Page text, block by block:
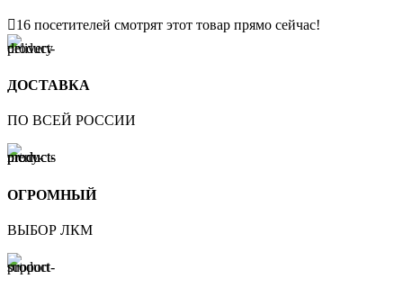
16 посетителей смотрят этот товар прямо сейчас!
ДОСТАВКА
ПО ВСЕЙ РОССИИ
ОГРОМНЫЙ
ВЫБОР ЛКМ